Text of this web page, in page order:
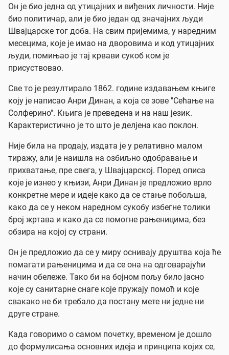
Он је био једна од утицајних и виђених личности. Није
био политичар, али је био један од значајних људи
Швајцарске тог доба. На свим пријемима, у наредним
месецима, које је имао на дворовима и код утицајних
људи, помињао је тај крвави сукоб ком је
присуствовао.
Све то је резултирало 1862. године издавањем књиге
коју је написао Анри Динан, а која се зове "Сећање на
Солферино". Књига је преведена и на наш језик.
Карактеристично је то што је делјена као поклон.
Није била на продају, издата је у релативно малом
тиражу, али је наишла на озбиљно одобравање и
прихватање, пре свега, у Швајцарској. Поред описа
које је изнео у књизи, Анри Динан је предложио врло
конкретне мере и идеје како да се стање побољша,
како да се у неком наредном сукобу избегне толики
број жртава и како да се помогне рањеницима, без
обзира на којој су страни.
Он је предложио да се у миру оснивају друштва која ће
помагати рањеницима и да се она на одговарајући
начин обележе. Тако би на бојном пољу било јасно
које су санитарне снаге које пружају помоћ и које
свакако не би требало да постану мете ни једне ни
друге стране.
Када говоримо о самом почетку, временом је дошло
до формулисања основних идеја и принципа којих се,